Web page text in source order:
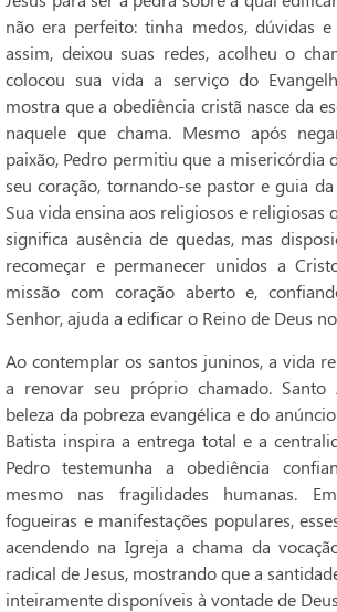
não era perfeito: tinha medos, dúvidas e
assim, deixou suas redes, acolheu o
colocou sua vida a serviço do
mostra que a obediência cristã nasce da
naquele que chama. Mesmo após
paixão, Pedro permitiu que a misericórdia
seu coração, tornando-se pastor e guia
Sua vida ensina aos religiosos e religiosas
significa ausência de quedas, mas
recomeçar e permanecer unidos a
missão com coração aberto e,
Senhor, ajuda a edificar o Reino de Deus
Ao contemplar os santos juninos, a vida
a renovar seu próprio chamado. Santo
beleza da pobreza evangélica e do
Batista inspira a entrega total e a
Pedro testemunha a obediência
mesmo nas fragilidades humanas.
fogueiras e manifestações populares,
acendendo na Igreja a chama da
radical de Jesus, mostrando que a
inteiramente disponíveis à vontade de